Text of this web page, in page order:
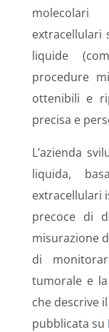
molecolari
extracellulari
liquide
procedure
ottenibili e
precisa e
L’azienda
liquida,
extracellulari
precoce di
misurazione
di
tumorale e
che descrive
pubblicata su